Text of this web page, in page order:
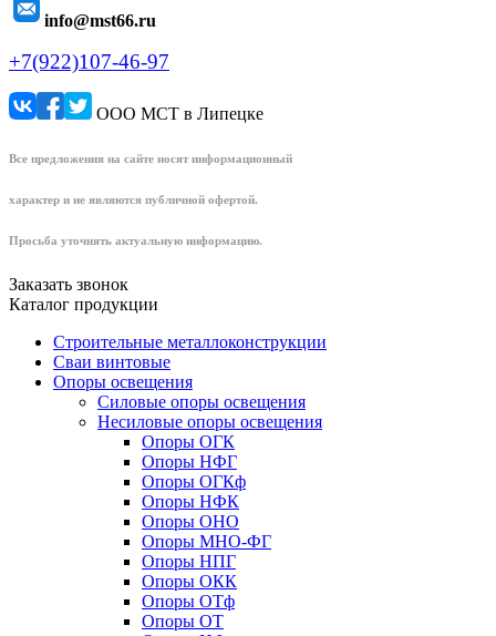
info@mst66.ru
+7(922)107-46-97
ООО МСТ в Липецке
Все предложения на сайте носят информационный
характер и не являются публичной офертой.
Просьба уточнять актуальную информацию.
Заказать звонок
Каталог продукции
Строительные металлоконструкции
Сваи винтовые
Опоры освещения
Силовые опоры освещения
Несиловые опоры освещения
Опоры ОГК
Опоры НФГ
Опоры ОГКф
Опоры НФК
Опоры ОНО
Опоры МНО-ФГ
Опоры НПГ
Опоры ОКК
Опоры ОТф
Опоры ОТ